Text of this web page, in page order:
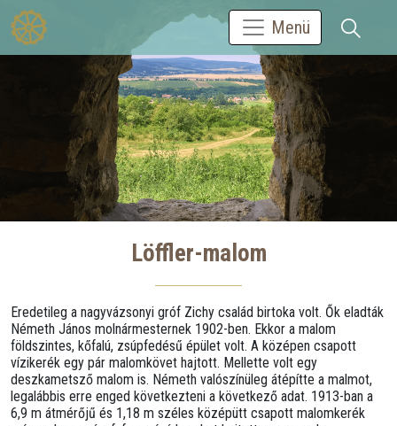
Menü
Löffler-malom
Eredetileg a nagyvázsonyi gróf Zichy család birtoka volt. Ők eladták
Németh János molnármesternek 1902-ben. Ekkor a malom
földszintes, kőfalú, zsúpfedésű épület volt. A középen csapott
vízikerék egy pár malomkövet hajtott. Mellette volt egy
deszkametsző malom is. Németh valószínüleg átépítte a malmot,
legalábbis erre enged következteni a következő adat. 1913-ban a
6,9 m átmérőjű és 1,18 m széles középütt csapott malomkerék